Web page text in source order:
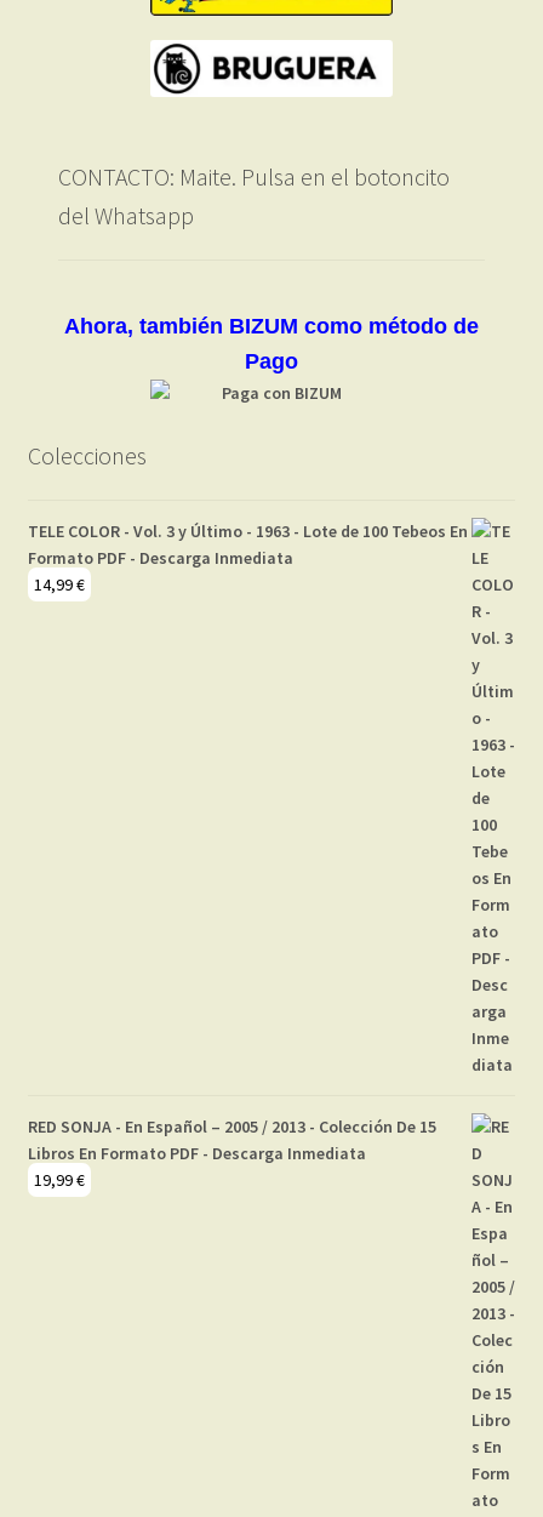
CONTACTO: Maite. Pulsa en el botoncito
del Whatsapp
Ahora, también BIZUM como método de
Pago
Colecciones
TELE COLOR - Vol. 3 y Último - 1963 - Lote de 100 Tebeos En
Formato PDF - Descarga Inmediata
14,99€
RED SONJA - En Español – 2005 / 2013 - Colección De 15
Libros En Formato PDF - Descarga Inmediata
19,99€